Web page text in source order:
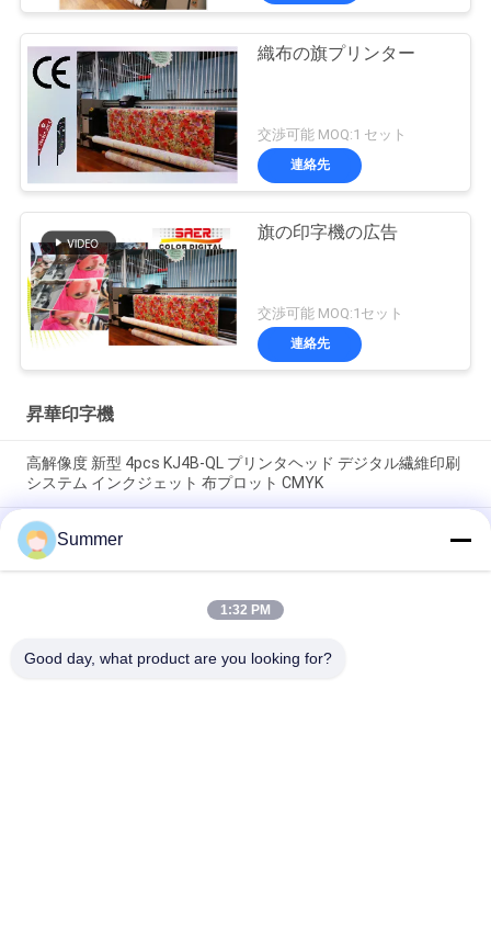
織布の旗プリンター
交渉可能 MOQ:1 セット
連絡先
旗の印字機の広告
交渉可能 MOQ:1セット
連絡先
昇華印字機
高解像度 新型 4pcs KJ4B-QL プリンタヘッド デジタル繊維印刷
システム インクジェット 布プロット CMYK
新しいモデル インクジェット繊維プリンター 遠赤外線ヒーター
オールインワンマシン ピンメント&サブライメーションインク
付き布印刷システム
デジタルメーカー 工場価格 織物印刷システム 大型 I3200A1 高
Summer
1:32 PM
Good day, what product are you looking for?